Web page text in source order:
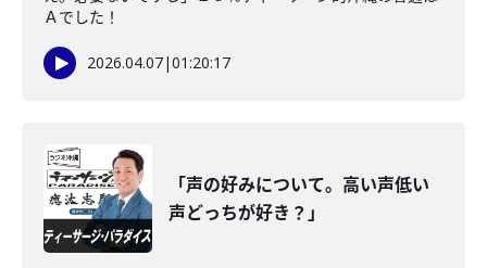
Ａでした！
2026.04.07|01:20:17
「声の好みについて。高い声低い
声どっちが好き？」